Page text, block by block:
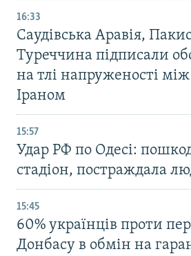
16:33
Саудівська Аравія,
Туреччина підписали
на тлі напруженості
Іраном
15:57
Удар РФ по Одесі:
стадіон, постраждала
15:45
60% українців проти
Донбасу в обмін на